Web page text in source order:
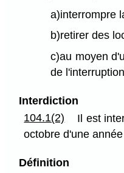
a)interrompre
b)retirer des
c)au moyen
de
Interdiction
104.1(2)
Il est
octobre d'une
Définition